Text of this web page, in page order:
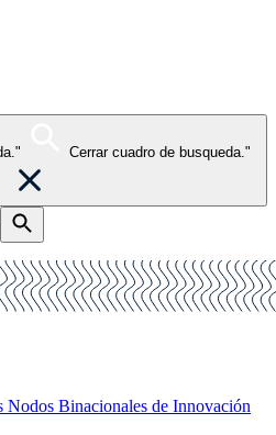
Cerrar cuadro de busqueda."
Nodos Binacionales de Innovación